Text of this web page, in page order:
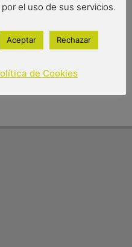
el uso de sus servicios.
Aceptar Rechazar
de Cookies